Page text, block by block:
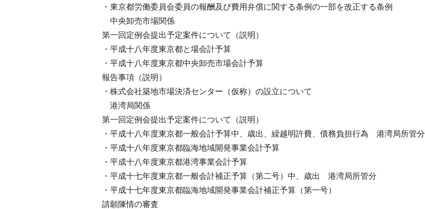
・東京都労働委員会委員の報酬及び費用弁償に関する条例の一部を改正する条例
中央卸売市場関係
第一回定例会提出予定案件について（説明）
・平成十八年度東京都と場会計予算
・平成十八年度東京都中央卸売市場会計予算
報告事項（説明）
・株式会社築地市場決済センター（仮称）の設立について
港湾局関係
第一回定例会提出予定案件について（説明）
・平成十八年度東京都一般会計予算中、歳出、繰越明許費、債務負担行為 港湾局所管分
・平成十八年度東京都臨海地域開発事業会計予算
・平成十八年度東京都港湾事業会計予算
・平成十七年度東京都一般会計補正予算（第二号）中、歳出 港湾局所管分
・平成十七年度東京都臨海地域開発事業会計補正予算（第一号）
請願陳情の審査